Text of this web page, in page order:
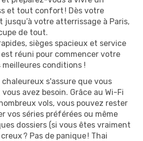
et tout confort ! Dès votre
jusqu’à votre atterrissage à Paris,
de tout.
sièges spacieux et service
réuni pour commencer votre
conditions !
chaleureux s'assure que vous
avez besoin. Grâce au Wi-Fi
vols, vous pouvez rester
vos séries préférées ou même
dossiers (si vous êtes vraiment
? Pas de panique ! Thai